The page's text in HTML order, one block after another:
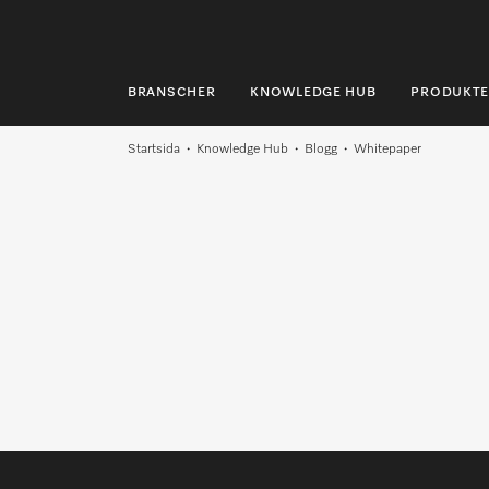
BRANSCHER KNOWLEDGE HUB
BRANSCHER
Startsida Knowledge Hub Blogg Whitepaper